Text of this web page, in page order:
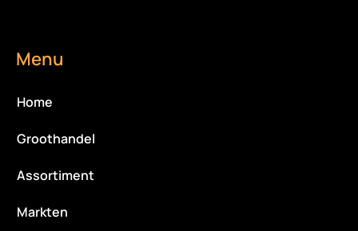
Menu
Home
Groothandel
Assortiment
Markten